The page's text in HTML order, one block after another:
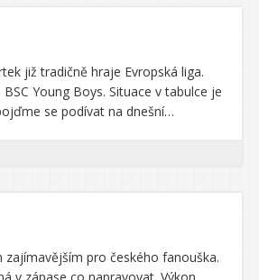
již tradičně hraje Evropská liga.
Young Boys. Situace v tabulce je
se podívat na dnešní…
zajímavějším pro českého fanouška.